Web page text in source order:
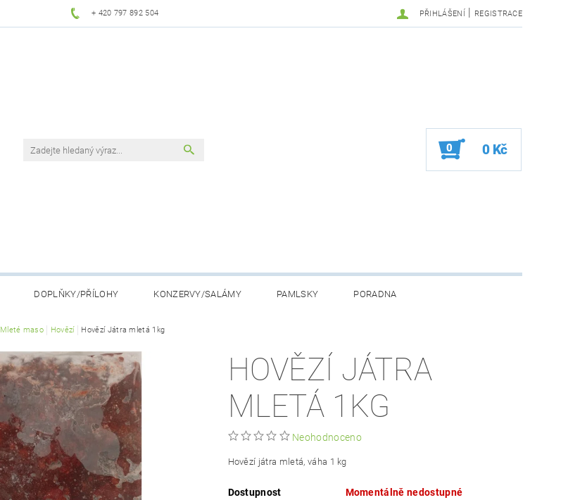
+ 420 797 892 504 PŘIHLÁŠENÍ | REGISTRACE
0 0 Kč
DOPLŇKY/PŘÍLOHY KONZERVY/SALÁMY PAMLSKY PORADNA
Mleté maso Hovězí Hovězí Játra mletá 1kg
HOVĚZÍ JÁTRA
MLETÁ 1KG
Neohodnoceno
Hovězí játra mletá, váha 1 kg
Dostupnost
Momentálně nedostupné